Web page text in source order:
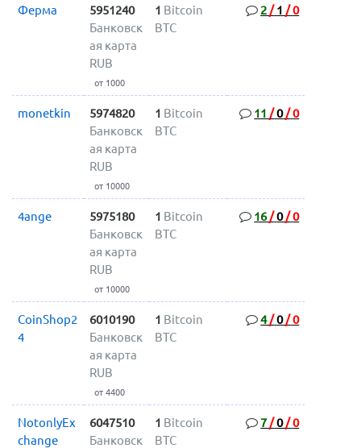
Ферма
5951240
Банковск
ая карта
RUB
от 1000
1 Bitcoin
BTC
2 / 1 /0
monetkin
5974820
Банковск
ая карта
RUB
от 10000
1 Bitcoin
BTC
11 /0/0
4ange
5975180
Банковск
ая карта
RUB
от 10000
1 Bitcoin
BTC
16/0/0
CoinShop2
4
6010190
Банковск
ая карта
RUB
от 4400
1 Bitcoin
BTC
4/0/0
NotonlyEx
change
6047510
Банковск
1 Bitcoin
BTC
7/0/0